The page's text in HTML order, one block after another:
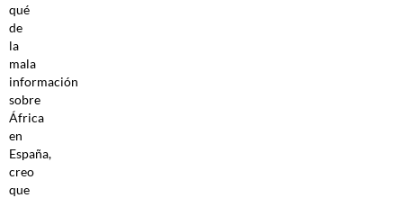
qué
de
la
mala
información
sobre
África
en
España,
creo
que